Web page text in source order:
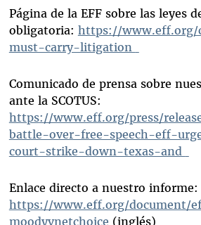
Página de la EFF sobre las leyes
obligatoria: https://www.eff.org/
must-carry-litigation
Comunicado de prensa sobre
ante la SCOTUS:
https://www.eff.org/press/
battle-over-free-speech-eff-
court-strike-down-texas-and
Enlace directo a nuestro informe:
https://www.eff.org/document/
moodyvnetchoice (inglés)